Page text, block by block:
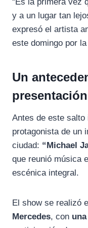
y a un lugar tan
expresó el artista
este domingo por
Un
Antes de este salto
protagonista de un
ciudad: “Michael
que reunió música
escénica integral.
El show se realizó el
Mercedes, con